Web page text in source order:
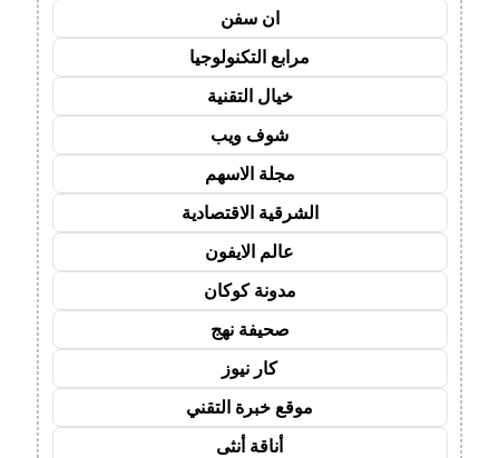
ان سفن
مرابع التكنولوجيا
خيال التقنية
شوف ويب
مجلة الاسهم
الشرقية الاقتصادية
عالم الايفون
مدونة كوكان
صحيفة نهج
كار نيوز
موقع خبرة التقني
أناقة أنثى